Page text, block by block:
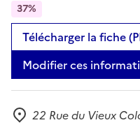
37%
Télécharger la fiche
Modifier ces
22 Rue du Vieux